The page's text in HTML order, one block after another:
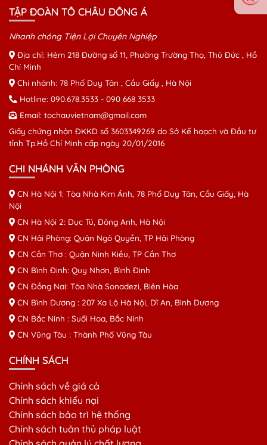
TẬP ĐOÀN TÔ CHÂU ĐÔNG Á
Nhanh chóng Tiện Lợi Chuyên Nghiệp
Địa chỉ: Hẻm 218 Đường số 11, Phường Trường Thọ, Thủ Đức , Hồ
Chí Minh
Chi nhánh: 78 Phố Duy Tân , Cầu Giấy , Hà Nội
Hotline: 090.678.3533 - 090 668 3533
Email: tochauvietnam@gmail.com
Giấy chứng nhận ĐKKD số 3603349269 do Sở Kế hoạch và Đầu tư
tỉnh Tp.Hồ Chí Minh cấp ngày 20/01/2016
CHI NHÁNH VĂN PHÒNG
CN Hà Nội 1: Tòa Nhà Kim Ánh, 78 Phố Duy Tân, Cầu Giấy, Hà
Nội
CN Hà Nội 2: Dục Tú, Đông Anh, Hà Nội
CN Hải Phòng: Quận Ngô Quyền, TP Hải Phòng
CN Cần Thơ : Quận Ninh Kiều, TP Cần Thơ
CN Bình Định: Quy Nhơn, Bình Định
CN Đồng Nai: Tòa Nhà Sonadezi, Biên Hòa
CN Bình Dương : 207 Xa Lộ Hà Nội, Dĩ An, Bình Dương
CN Bắc Ninh : Suối Hoa, Bắc Ninh
CN Vũng Tàu : Thành Phố Vũng Tàu
CHÍNH SÁCH
Chính sách về giá cả
Chính sách khiếu nại
Chính sách bảo trì hệ thống
Chính sách tuân thủ pháp luật